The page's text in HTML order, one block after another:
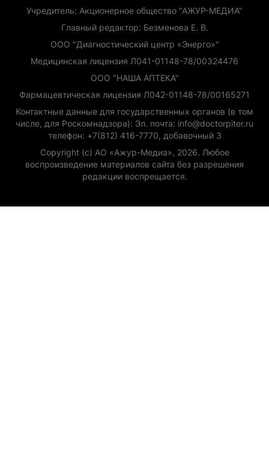
Учредитель: Акционерное общество "АЖУР-МЕДИА"
Главный редактор: Безменова Е. В.
ООО "Диагностический центр «Энерго»"
Медицинская лицензия Л041-01148-78/00324476
ООО "НАША АПТЕКА"
Фармацевтическая лицензия Л042-01148-78/00165271
Контактные данные для государственных органов (в том
числе, для Роскомнадзора): Эл. почта: info@doctorpiter.ru
телефон: +7(812) 416-7770, добавочный 3
Copyright (с) АО «Ажур-Медиа», 2026. Любое
воспроизведение материалов сайта без разрешения
редакции воспрещается.